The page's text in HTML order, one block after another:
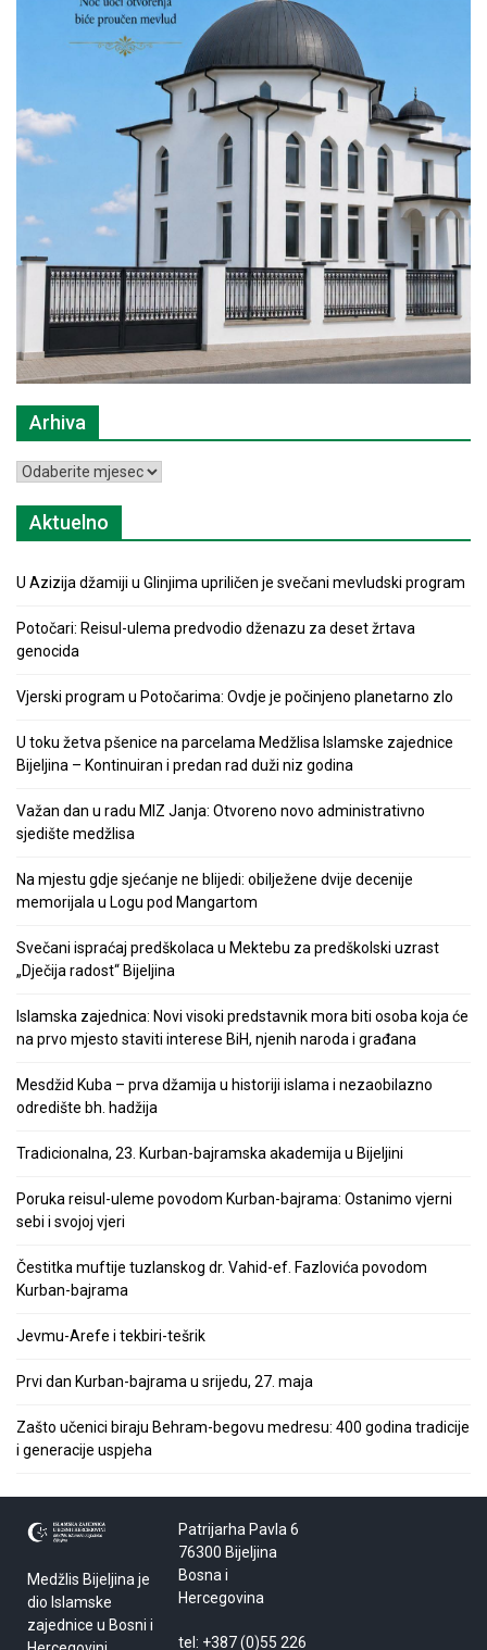
Arhiva
Arhiva
Aktuelno
U Azizija džamiji u Glinjima upriličen je svečani mevludski program
Potočari: Reisul-ulema predvodio dženazu za deset žrtava
genocida
Vjerski program u Potočarima: Ovdje je počinjeno planetarno zlo
U toku žetva pšenice na parcelama Medžlisa Islamske zajednice
Bijeljina – Kontinuiran i predan rad duži niz godina
Važan dan u radu MIZ Janja: Otvoreno novo administrativno
sjedište medžlisa
Na mjestu gdje sjećanje ne blijedi: obilježene dvije decenije
memorijala u Logu pod Mangartom
Svečani ispraćaj predškolaca u Mektebu za predškolski uzrast
„Dječija radost“ Bijeljina
Islamska zajednica: Novi visoki predstavnik mora biti osoba koja će
na prvo mjesto staviti interese BiH, njenih naroda i građana
Mesdžid Kuba – prva džamija u historiji islama i nezaobilazno
odredište bh. hadžija
Tradicionalna, 23. Kurban-bajramska akademija u Bijeljini
Poruka reisul-uleme povodom Kurban-bajrama: Ostanimo vjerni
sebi i svojoj vjeri
Čestitka muftije tuzlanskog dr. Vahid-ef. Fazlovića povodom
Kurban-bajrama
Jevmu-Arefe i tekbiri-tešrik
Prvi dan Kurban-bajrama u srijedu, 27. maja
Zašto učenici biraju Behram-begovu medresu: 400 godina tradicije
i generacije uspjeha
Medžlis Bijeljina je
dio Islamske
zajednice u Bosni i
Patrijarha Pavla 6
76300 Bijeljina
Bosna i
Hercegovina
tel: +387 (0)55 226